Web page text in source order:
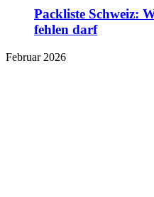
Packliste Schweiz:
fehlen darf
Februar 2026